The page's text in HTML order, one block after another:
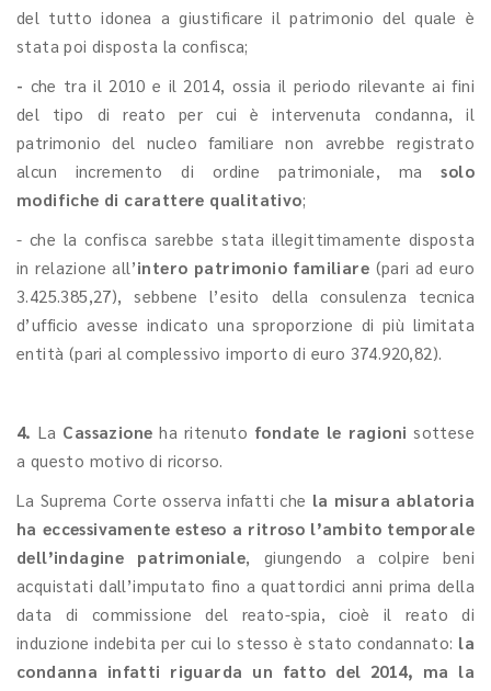
del tutto idonea a giustificare il patrimonio del quale è
stata poi disposta la confisca;
- che tra il 2010 e il 2014, ossia il periodo rilevante ai fini
del tipo di reato per cui è intervenuta condanna, il
patrimonio del nucleo familiare non avrebbe registrato
alcun incremento di ordine patrimoniale, masolo
modifiche di carattere qualitativo;
- che la confisca sarebbe stata illegittimamente disposta
in relazione all’intero patrimonio familiare (pari ad euro
3.425.385,27), sebbene l’esito della consulenza tecnica
d’ufficio avesse indicato una sproporzione di più limitata
entità (pari al complessivo importo di euro 374.920,82).
4. La Cassazione ha ritenuto fondate le ragioni sottese
a questo motivo di ricorso.
La Suprema Corte osserva infatti che la misura ablatoria
ha eccessivamente esteso a ritroso l’ambito temporale
dell’indagine patrimoniale, giungendo a colpire beni
acquistati dall’imputato fino a quattordici anni prima della
data di commissione del reato-spia, cioè il reato di
induzione indebita per cui lo stesso è stato condannato: la
condanna infatti riguarda un fatto del 2014, ma la